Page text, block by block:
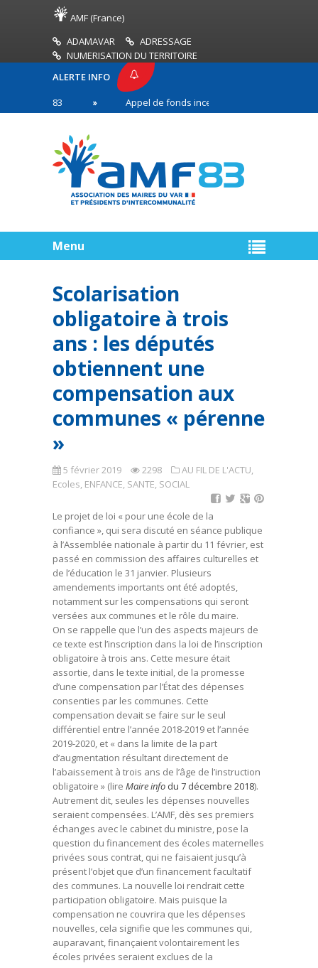
AMF (France)
ADAMAVAR
ADRESSAGE
NUMERISATION DU TERRITOIRE
ALERTE INFO
Appel de fonds incendies de forêt
ligne
Menu
Scolarisation
obligatoire à trois
ans : les députés
obtiennent une
compensation aux
communes « pérenne
»
5 février 2019 2298 AU FIL DE L'ACTU,
Ecoles, ENFANCE, SANTE, SOCIAL
Le projet de loi « pour une école de la
confiance », qui sera discuté en séance publique
à l’Assemblée nationale à partir du 11 février, est
passé en commission des affaires culturelles et
de l’éducation le 31 janvier. Plusieurs
amendements importants ont été adoptés,
notamment sur les compensations qui seront
versées aux communes et le rôle du maire.
On se rappelle que l’un des aspects majeurs de
ce texte est l’inscription dans la loi de l’inscription
obligatoire à trois ans. Cette mesure était
assortie, dans le texte initial, de la promesse
d’une compensation par l’État des dépenses
consenties par les communes. Cette
compensation devait se faire sur le seul
différentiel entre l’année 2018-2019 et l’année
2019-2020, et « dans la limite de la part
d’augmentation résultant directement de
l’abaissement à trois ans de l’âge de l’instruction
obligatoire » (lire Maire info du 7 décembre 2018).
Autrement dit, seules les dépenses nouvelles
seraient compensées. L’AMF, dès ses premiers
échanges avec le cabinet du ministre, pose la
question du financement des écoles maternelles
privées sous contrat, qui ne faisaient jusqu’à
présent l’objet que d’un financement facultatif
des communes. La nouvelle loi rendrait cette
participation obligatoire. Mais puisque la
compensation ne couvrira que les dépenses
nouvelles, cela signifie que les communes qui,
auparavant, finançaient volontairement les
écoles privées seraient exclues de la